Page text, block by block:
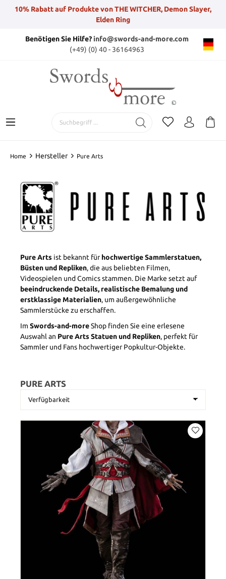
10% Rabatt auf Produkte von THE WITCHER, Demon Slayer,
Elden Ring
Benötigen Sie Hilfe?info@swords-and-more.com
(+49) (0) 40 - 36164963
Home Hersteller Pure Arts
Pure Arts ist bekannt fürhochwertige Sammlerstatuen,
Büsten und Repliken, die aus beliebten Filmen,
Videospielen und Comics stammen. Die Marke setzt auf
beeindruckende Details, realistische Bemalung und
erstklassige Materialien, um außergewöhnliche
Sammlerstücke zu erschaffen.
Im Swords-and-moreShop finden Sie eine erlesene
Auswahl an Pure Arts Statuen und Repliken, perfekt für
Sammler und Fans hochwertiger Popkultur-Objekte.
PURE ARTS